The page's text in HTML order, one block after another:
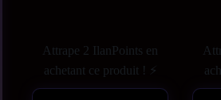
Attrape 2 IlanPoints en
achetant ce produit ! ⚡